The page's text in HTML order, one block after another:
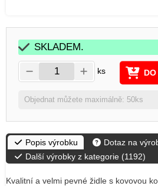
SKLADEM.
ks
Objednat můžete maximálně: 50ks
Popis výrobku
Dotaz na
Další výrobky z kategorie (1192)
Kvalitní a velmi pevné židle s kovovou